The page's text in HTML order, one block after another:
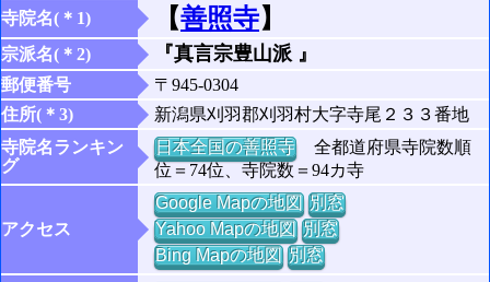
寺院名(＊1) 【善照寺】
宗派名(＊2) 『真言宗豊山派 』
郵便番号
〒945-0304
住所(＊3)
新潟県刈羽郡刈羽村大字寺尾２３３番地
寺院名ランキン
グ
日本全国の善照寺全都道府県寺院数順
位＝74位、寺院数＝94カ寺
アクセス
Google Mapの地図 別窓
Yahoo Mapの地図 別窓
Bing Mapの地図 別窓